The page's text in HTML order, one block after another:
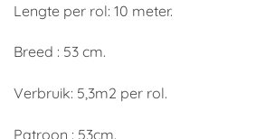
Lengte per rol: 10 meter.
Breed : 53 cm.
Verbruik: 5,3m2 per rol.
Patroon : 53cm.